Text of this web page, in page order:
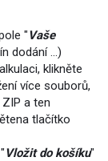
"Vaše
dodání ...)
klikněte
více souborů,
a ten
tlačítko
Vložit do košíku"